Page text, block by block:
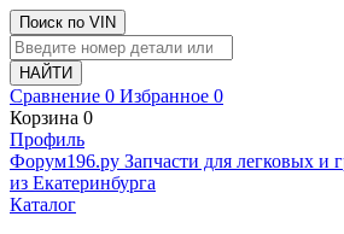
Поиск по VIN
Сравнение 0 Избранное 0
Корзина 0
Профиль
Фoрум196.ру Запчасти для легковых и
из Екатеринбурга
Каталог